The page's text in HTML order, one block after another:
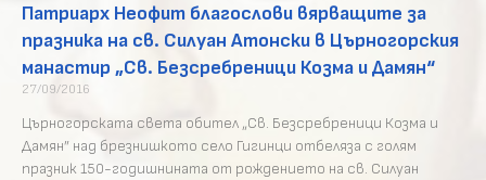
Патриарх Неофит благослови вярващите за
празника на св. Силуан Атонски в Църногорския
манастир „Св. Безсребреници Козма и Дамян“
27/09/2016
Църногорската света обител „Св. Безсребреници Козма и
Дамян” над брезнишкото село Гигинци отбеляза с голям
празник 150-годишнината от рождението на св. Силуан